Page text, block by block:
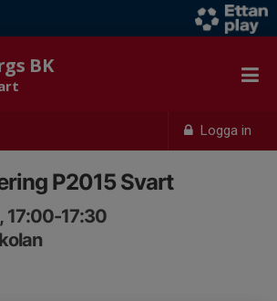
Logga in
BK
P2015 Svart
17:00-17:30